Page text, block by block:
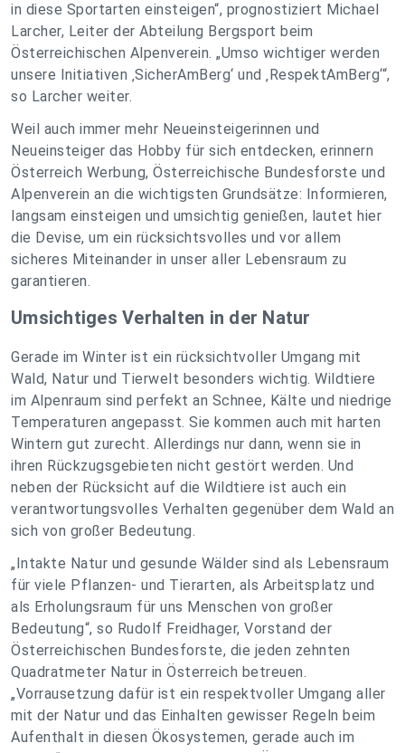
in diese Sportarten einsteigen“, prognostiziert Michael
Larcher, Leiter der Abteilung Bergsport beim
Österreichischen Alpenverein. „Umso wichtiger werden
unsere Initiativen ‚SicherAmBerg‘ und ‚RespektAmBerg‘“,
so Larcher weiter.
Weil auch immer mehr Neueinsteigerinnen und
Neueinsteiger das Hobby für sich entdecken, erinnern
Österreich Werbung, Österreichische Bundesforste und
Alpenverein an die wichtigsten Grundsätze: Informieren,
langsam einsteigen und umsichtig genießen, lautet hier
die Devise, um ein rücksichtsvolles und vor allem
sicheres Miteinander in unser aller Lebensraum zu
garantieren.
Umsichtiges Verhalten in der Natur
Gerade im Winter ist ein rücksichtvoller Umgang mit
Wald, Natur und Tierwelt besonders wichtig. Wildtiere
im Alpenraum sind perfekt an Schnee, Kälte und niedrige
Temperaturen angepasst. Sie kommen auch mit harten
Wintern gut zurecht. Allerdings nur dann, wenn sie in
ihren Rückzugsgebieten nicht gestört werden. Und
neben der Rücksicht auf die Wildtiere ist auch ein
verantwortungsvolles Verhalten gegenüber dem Wald an
sich von großer Bedeutung.
„Intakte Natur und gesunde Wälder sind als Lebensraum
für viele Pflanzen- und Tierarten, als Arbeitsplatz und
als Erholungsraum für uns Menschen von großer
Bedeutung“, so Rudolf Freidhager, Vorstand der
Österreichischen Bundesforste, die jeden zehnten
Quadratmeter Natur in Österreich betreuen.
„Vorrausetzung dafür ist ein respektvoller Umgang aller
mit der Natur und das Einhalten gewisser Regeln beim
Aufenthalt in diesen Ökosystemen, gerade auch im